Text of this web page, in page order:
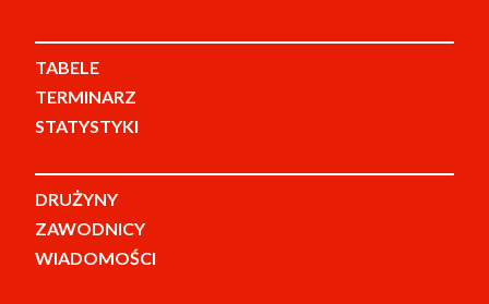
TABELE
TERMINARZ
STATYSTYKI
DRUŻYNY
ZAWODNICY
WIADOMOŚCI